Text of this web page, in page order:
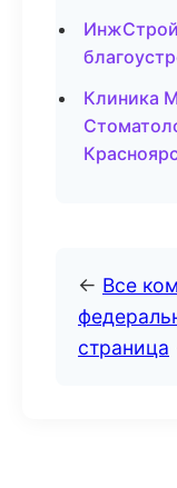
Клиника
← Все
страница